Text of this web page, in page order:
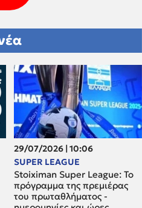
29/07/2026 | 10:06
SUPER LEAGUE
Stoiximan Super League: Το
πρόγραμμα της πρεμιέρας
του πρωταθλήματος -